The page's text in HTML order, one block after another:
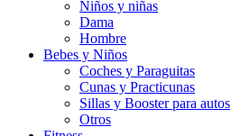
Niños y niñas
Dama
Hombre
Bebes y Niños
Coches y Paraguitas
Cunas y Practicunas
Sillas y Booster para autos
Otros